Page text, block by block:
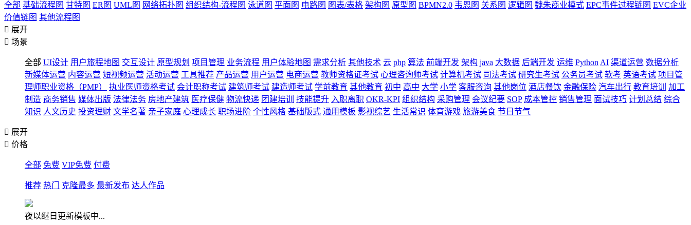
全部 基础流程图 甘特图 ER图 UML图 网络拓扑图 组织结构-流程图 泳道图 平面图 电路图 图表/表格 架构图 原型图 BPMN2.0 韦恩图 关系图 逻辑图 魏朱商业模式 EPC事件过程链图 EVC企业
价值链图 其他流程图
 展开
 场景
全部 UI设计 用户旅程地图 交互设计 原型规划 项目管理 业务流程 用户体验地图 需求分析 其他技术 云 php 算法 前端开发 架构 java 大数据 后端开发 运维 Python AI 渠道运营 数据分析
新媒体运营 内容运营 短视频运营 活动运营 工具推荐 产品运营 用户运营 电商运营 教师资格证考试 心理咨询师考试 计算机考试 司法考试 研究生考试 公务员考试 软考 英语考试 项目管
理师职业资格（PMP）
执业医师资格考试 会计职称考试 建筑师考试 建造师考试 学前教育 其他教育 初中 高中 大学 小学 客服咨询 其他岗位 酒店餐饮 金融保险 汽车出行 教育培训
加工
制造 商务销售 媒体出版 法律法务 房地产建筑 医疗保健 物流快递 团建培训 技能提升 入职离职 OKR-KPI 组织结构 采购管理 会议纪要 SOP 成本管控 销售管理 面试技巧 计划总结 综合
知识 人文历史 投资理财 文学名著 亲子家庭 心理成长 职场进阶 个性风格 基础版式 通用模板 影视综艺 生活常识 体育游戏 旅游美食 节日节气
 展开
 价格
全部 免费 VIP免费 付费
推荐 热门 克隆最多 最新发布 达人作品
夜以继日更新模板中...